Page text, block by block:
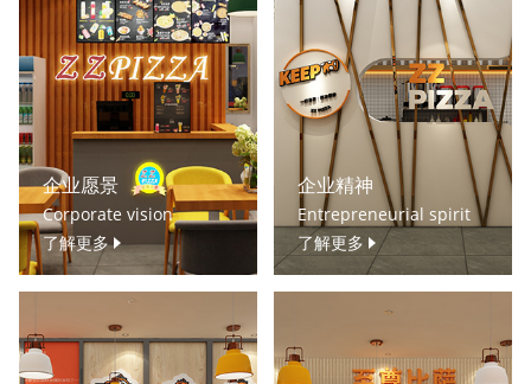
企业愿景
Corporate vision
了解更多
企业精神
Entrepreneurial spirit
了解更多